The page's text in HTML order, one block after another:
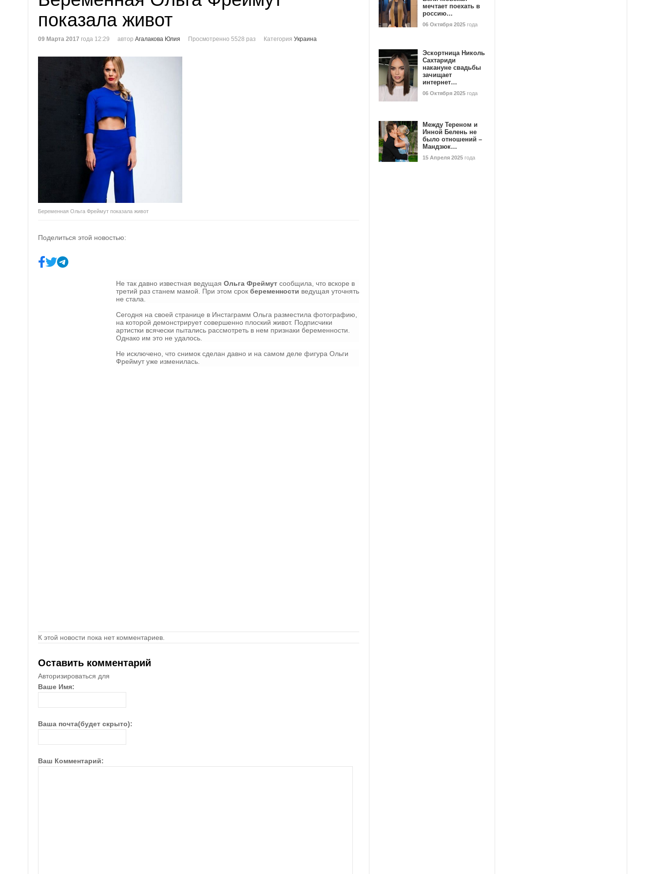
показала живот
09 Марта 2017 года 12:29 автор Агалакова Юлия Просмотренно 5528 раз Категория Украина
Беременная Ольга Фреймут показала живот
Поделиться этой новостью:
Не так давно известная ведущая Ольга Фреймут сообщила, что вскоре в
третий раз станем мамой. При этом срок беременности ведущая уточнять
не стала.
Сегодня на своей странице в Инстаграмм Ольга разместила фотографию,
на которой демонстрирует совершенно плоский живот. Подписчики
артистки всячески пытались рассмотреть в нем признаки беременности.
Однако им это не удалось.
Не исключено, что снимок сделан давно и на самом деле фигура Ольги
Фреймут уже изменилась.
К этой новости пока нет комментариев.
Оставить комментарий
Авторизироваться для
Ваше Имя:
Ваша почта(будет скрыто):
Ваш Комментарий:
мечтает поехать в
россию…
06 Октября 2025 года
Эскортница Николь
Сахтариди
накануне свадьбы
зачищает
интернет…
06 Октября 2025 года
Между Тереном и
Инной Белень не
было отношений –
Мандзюк…
15 Апреля 2025 года